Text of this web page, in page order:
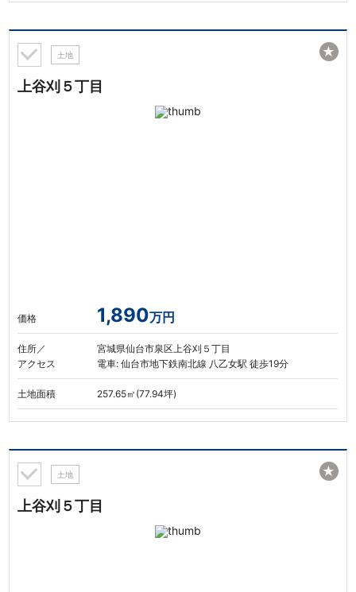
土地
上谷刈５丁目
価格 1,890万円
住所／
アクセス
宮城県仙台市泉区上谷刈５丁目
電車: 仙台市地下鉄南北線 八乙女駅 徒歩19分
土地面積 257.65㎡(77.94坪)
★
土地
上谷刈５丁目
★